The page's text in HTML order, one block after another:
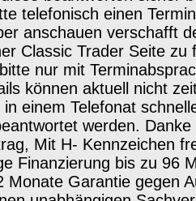
telefonisch einen
anschauen verschafft
Classic Trader Seite zu
nur mit
können aktuell nicht
einem Telefonat
werden.
Mit H- Kennzeichen
Finanzierung bis zu 96
Monate Garantie gegen